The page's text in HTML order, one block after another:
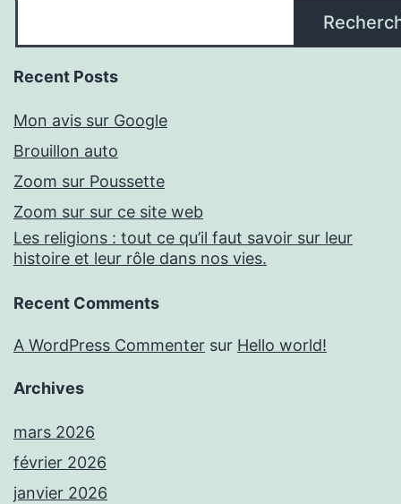
Recent Posts
Mon avis sur Google
Brouillon auto
Zoom sur Poussette
Zoom sur sur ce site web
Les religions : tout ce qu’il faut savoir sur leur
histoire et leur rôle dans nos vies.
Recent Comments
A WordPress Commenter sur Hello world!
Archives
mars 2026
février 2026
janvier 2026